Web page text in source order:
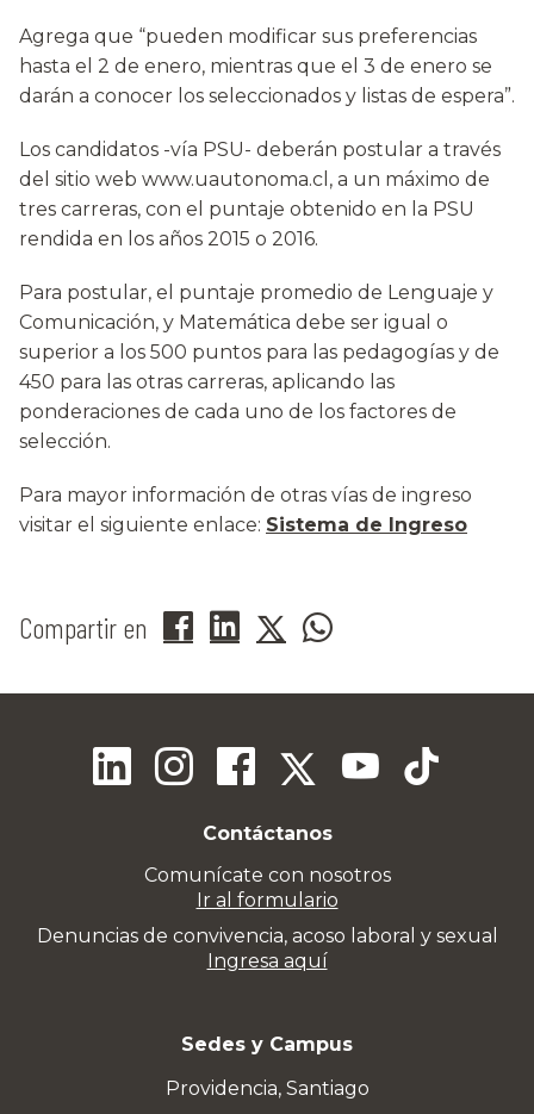
Agrega que “pueden modificar sus preferencias
hasta el 2 de enero, mientras que el 3 de enero se
darán a conocer los seleccionados y listas de espera”.
Los candidatos -vía PSU- deberán postular a través
del sitio web www.uautonoma.cl, a un máximo de
tres carreras, con el puntaje obtenido en la PSU
rendida en los años 2015 o 2016.
Para postular, el puntaje promedio de Lenguaje y
Comunicación, y Matemática debe ser igual o
superior a los 500 puntos para las pedagogías y de
450 para las otras carreras, aplicando las
ponderaciones de cada uno de los factores de
selección.
Para mayor información de otras vías de ingreso
visitar el siguiente enlace: Sistema de Ingreso
Compartir en
Contáctanos
Comunícate con nosotros
Ir al formulario
Denuncias de convivencia, acoso laboral y sexual
Ingresa aquí
Sedes y Campus
Providencia, Santiago